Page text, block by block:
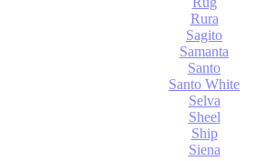
Rura
Sagito
Samanta
Santo
Santo White
Selva
Sheel
Ship
Siena